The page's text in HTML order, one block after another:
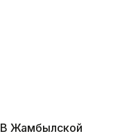
Жамбылской